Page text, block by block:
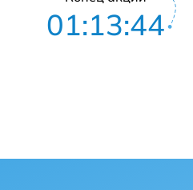
01:13:43